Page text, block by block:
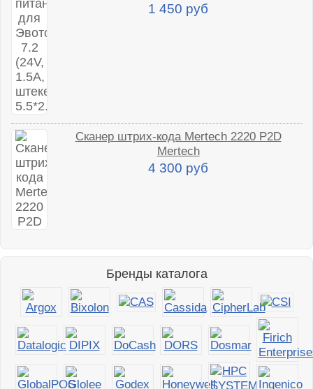
1 450 руб
Сканер штрих-кода Mertech 2220 P2D
Mertech
4 300 руб
Бренды каталога